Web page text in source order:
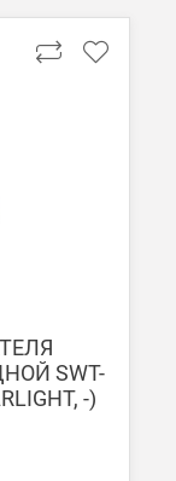
SWT-
-)